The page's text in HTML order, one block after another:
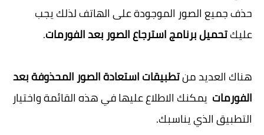
حذف جميع الصور الموجودة على الهاتف لذلك يجب
عليكتحميل برنامج استرجاع الصور بعد الفورمات.
هناك العديد منتطبيقات استعادة الصور المحذوفة بعد
الفورمات يمكنك الاطلاع عليها في هذه القائمة واختيار
التطبيق الذي يناسبك.